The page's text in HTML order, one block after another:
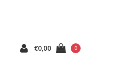
€0,00 0